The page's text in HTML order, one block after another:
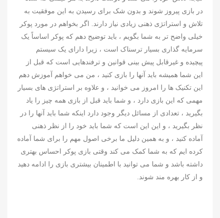
در بازی پیروز شوند و بدون شک برای رسیدن به این موفقیت به
تلاش و استراتژی ذهنی زیادی نیاز دارند. اگر بخواهم در مورد پوکر
خیلی واضح تر به شما بگویم ، باید توضیح دهم که پوکر اساساً یک
سرمایه گذاری بسیار ترسناک است ، زیرا دارای یک سیستم
پیچیده و غیرقابل پیش بینی قوانین و ترفندهایی است که قبل از
این شما همیشه باید آنها را بازی کنید ، من می خواهم آموزش دهم
این تکنیک ها را امروز می خوانید ، و علاوه بر استراتژی های بسیار
مهمی که این بازی دارد ، و شما باید قبل از بازی همه چیز را یاد
بگیرید ، تعدادی از مسائل دیگر وجود دارد اینکه شما باید آنها را در
نظر بگیرید ، و این این است که شما باید خود را از نظر ذهنی
آماده کنید ، و به همین دلیل ما برخی اصول مهم را برای شما آماده
کرده ایم که به شما کمک می کند وقتی بازی پوکر احساس بهتری
داشته باشد و شما می توانید با اطمینان بیشتری بازی را ادامه دهید
و از کار بهره مند شوند.